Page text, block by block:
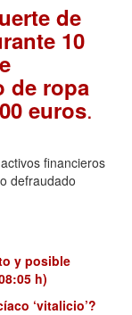
de
10
de ropa
euros.
financieros
defraudado
y posible
h)
‘vitalicio’?